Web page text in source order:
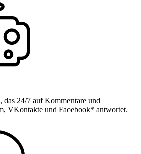
24/7 auf Kommentare und
VKontakte und Facebook* antwortet.